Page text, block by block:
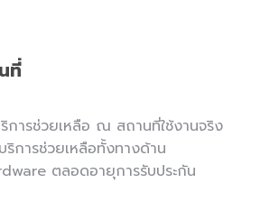
ที่
ารช่วยเหลือ ณ สถานที่ใช้งานจริง
การช่วยเหลือทั้งทางด้าน
ตลอดอายุการรับประกัน